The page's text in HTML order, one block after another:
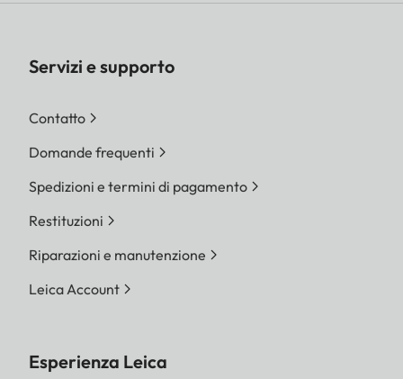
Servizi e supporto
Contatto
Domande frequenti
Spedizioni e termini di pagamento
Restituzioni
Riparazioni e manutenzione
Leica Account
Esperienza Leica